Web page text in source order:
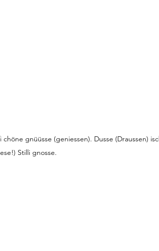
gnüüsse (geniessen). Dusse (Draussen)
Stilli gnosse.